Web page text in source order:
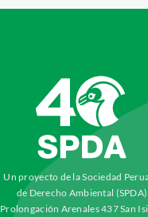
Un proyecto de la Sociedad
de Derecho Ambiental (SPDA)
Prolongación Arenales 437 San